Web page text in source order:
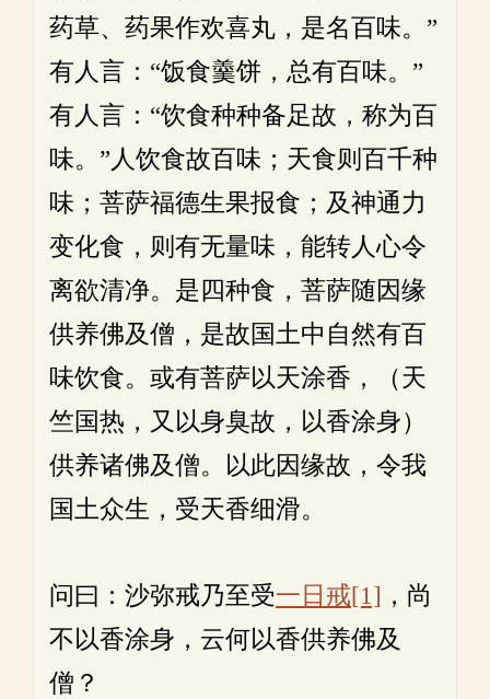
药草、药果作欢喜丸，是名百味。”
有人言：“饭食羹饼，总有百味。”
有人言：“饮食种种备足故，称为百
味。”人饮食故百味；天食则百千种
味；菩萨福德生果报食；及神通力
变化食，则有无量味，能转人心令
离欲清净。是四种食，菩萨随因缘
供养佛及僧，是故国土中自然有百
味饮食。或有菩萨以天涂香，（天
竺国热，又以身臭故，以香涂身）
供养诸佛及僧。以此因缘故，令我
国土众生，受天香细滑。
问曰：沙弥戒乃至受一日戒[1] ，尚
不以香涂身，云何以香供养佛及
僧？